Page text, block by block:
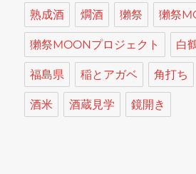
熟成酒 燗酒 獺祭 獺祭
獺祭MOONプロジェクト 白
福島県 稲とアガベ 角打ち
酒米 酒蔵見学 鏡開き